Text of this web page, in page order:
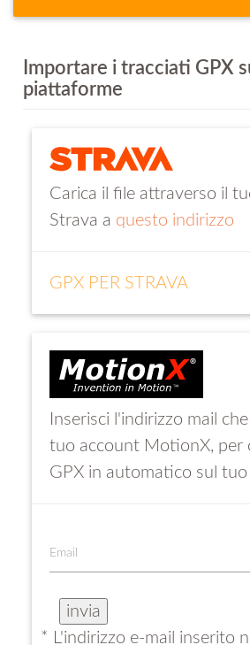
Importare i tracciati GPX
piattaforme
Carica il file attraverso il
Strava a questo indirizzo
GPX PER STRAVA
Inserisci l'indirizzo mail
tuo account MotionX, per
GPX in automatico sul
Email
* L'indirizzo e-mail inserito